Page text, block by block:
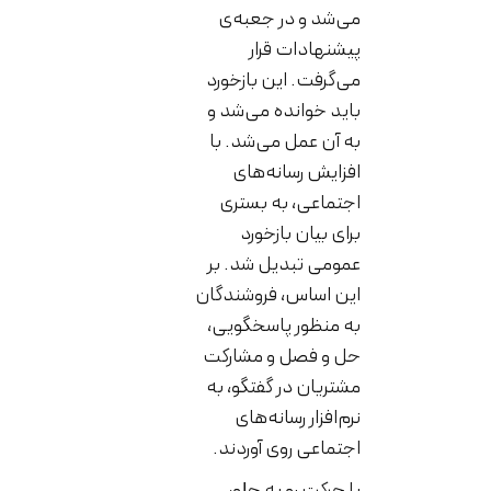
می‌شد و در جعبه‌ی
پیشنهادات قرار
می‌گرفت. این بازخورد
باید خوانده می‌شد و
به آن عمل می‌شد. با
افزایش رسانه‌های
اجتماعی، به بستری
برای بیان بازخورد
عمومی تبدیل شد. بر
این اساس، فروشندگان
به منظور پاسخگویی،
حل و فصل و مشارکت
مشتریان در گفتگو، به
نرم‌افزار رسانه‌های
اجتماعی روی آوردند.